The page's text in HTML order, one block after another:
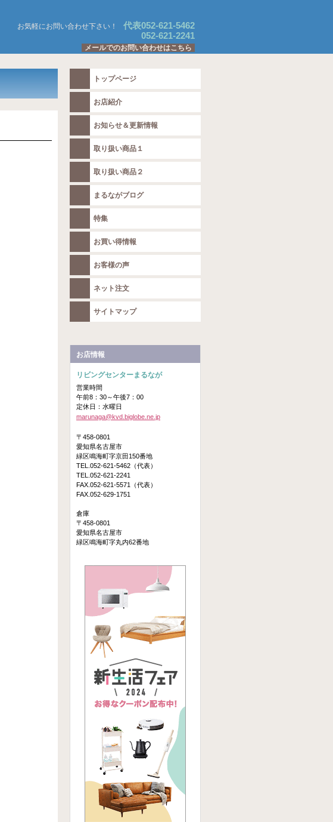
お気軽にお問い合わせ下さい！
代表052-621-5462
052-621-2241
メールでのお問い合わせはこちら
トップページ
お店紹介
お知らせ＆更新情報
取り扱い商品１
取り扱い商品２
まるながブログ
特集
お買い得情報
お客様の声
ネット注文
サイトマップ
お店情報
リビングセンターまるなが
営業時間
午前8：30～午後7：00
定休日：水曜日
marunaga@kvd.biglobe.ne.jp
〒458-0801
愛知県名古屋市
緑区鳴海町字京田150番地
TEL.052-621-5462（代表）
TEL.052-621-2241
FAX.052-621-5571（代表）
FAX.052-629-1751
倉庫
〒458-0801
愛知県名古屋市
緑区鳴海町字丸内62番地